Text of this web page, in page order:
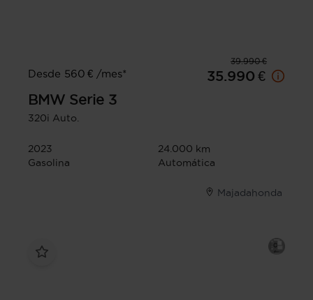
39.990 €
Desde 560 € /mes*
35.990 €
BMW Serie 3
320i Auto.
2023
24.000 km
Gasolina
Automática
Majadahonda